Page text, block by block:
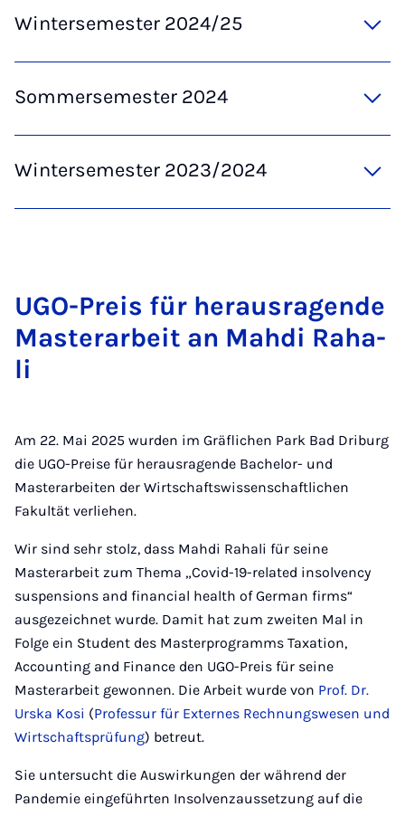
Wintersemester 2024/25
Sommersemester 2024
Wintersemester 2023/2024
UGO-Preis für her­aus­ra­gen­de
Mas­ter­a­r­beit an Mah­di Ra­ha­
li
Am 22. Mai 2025 wurden im Gräflichen Park Bad Driburg
die UGO-Preise für herausragende Bachelor- und
Masterarbeiten der Wirtschaftswissenschaftlichen
Fakultät verliehen.
Wir sind sehr stolz, dass Mahdi Rahali für seine
Masterarbeit zum Thema „Covid-19-related insolvency
suspensions and financial health of German firms“
ausgezeichnet wurde. Damit hat zum zweiten Mal in
Folge ein Student des Masterprogramms Taxation,
Accounting and Finance den UGO-Preis für seine
Masterarbeit gewonnen. Die Arbeit wurde von Prof. Dr.
Urska Kosi (Professur für Externes Rechnungswesen und
Wirtschaftsprüfung) betreut.
Sie untersucht die Auswirkungen der während der
Pandemie eingeführten Insolvenzaussetzung auf die